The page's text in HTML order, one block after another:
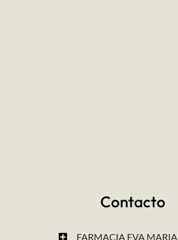
Contacto
FARMACIA EVA MARIA